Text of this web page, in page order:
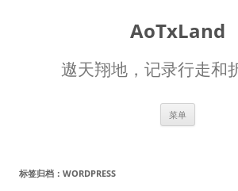
AoTxLand
遨天翔地，记录行走和
菜单
标签归档： WORDPRESS